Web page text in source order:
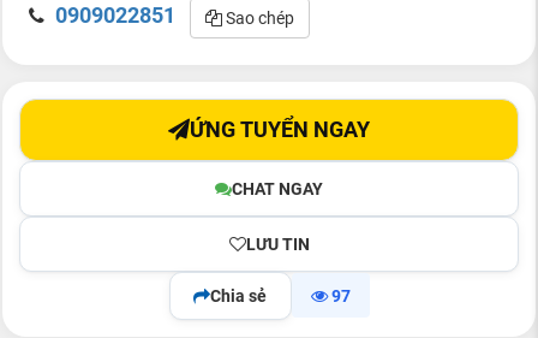
0909022851 Sao chép
CHAT NGAY
LƯU TIN
ỨNG TUYỂN NGAY
Chia sẻ 97